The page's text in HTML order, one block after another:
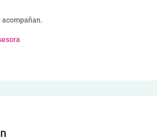
acompañan.